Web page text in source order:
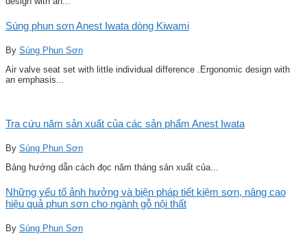
Súng phun sơn Anest Iwata dòng Kiwami
By Súng Phun Sơn
Air valve seat set with little individual difference .Ergonomic design with
an emphasis...
Tra cứu năm sản xuất của các sản phẩm Anest Iwata
By Súng Phun Sơn
Bảng hướng dẫn cách đọc năm tháng sản xuất của...
Những yếu tố ảnh hưởng và biện pháp tiết kiệm sơn, nâng cao
hiệu quả phun sơn cho ngành gỗ nội thất
By Súng Phun Sơn